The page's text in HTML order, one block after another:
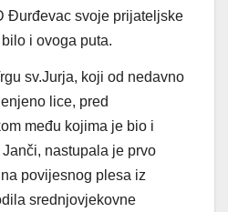
Đurđevac svoje prijateljske
i ovoga puta.
sv.Jurja, koji od nedavno
lice, pred
među kojima je bio i
nastupala je prvo
povijesnog plesa iz
srednjovjekovne